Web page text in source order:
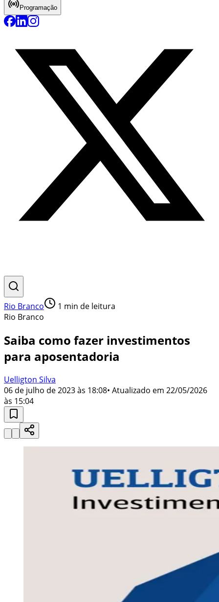
Programação
Rio Branco 1 min de leitura
Rio Branco
Saiba como fazer investimentos
para aposentadoria
Uelligton Silva
06 de julho de 2023 às 18:08• Atualizado em 22/05/2026
às 15:04